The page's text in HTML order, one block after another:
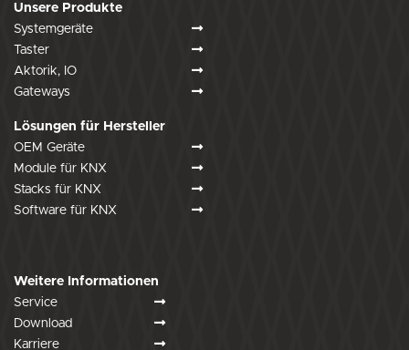
Unsere Produkte
Systemgeräte
Taster
Aktorik, IO
Gateways
Lösungen für Hersteller
OEM Geräte
Module für KNX
Stacks für KNX
Software für KNX
Weitere Informationen
Service
Download
Karriere